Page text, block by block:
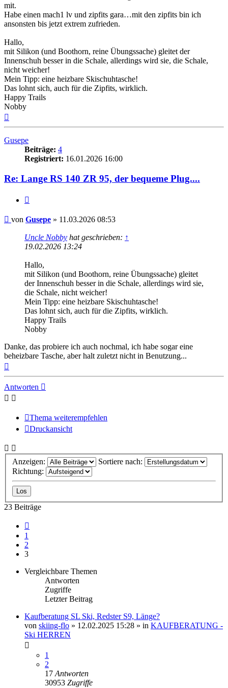
mit.
Habe einen mach1 lv und zipfits gara…mit den zipfits bin ich
ansonsten bis jetzt extrem zufrieden.
Hallo,
mit Silikon (und Boothorn, reine Übungssache) gleitet der
Innenschuh besser in die Schale, allerdings wird sie, die Schale,
nicht weicher!
Mein Tipp: eine heizbare Skischuhtasche!
Das lohnt sich, auch für die Zipfits, wirklich.
Happy Trails
Nobby
Gusepe
Beiträge: 4
Registriert: 16.01.2026 16:00
Re: Lange RS 140 ZR 95, der bequeme Plug....
Beitrag
von Gusepe » 11.03.2026 08:53
Uncle Nobby hat geschrieben: ↑
19.02.2026 13:24
Hallo,
mit Silikon (und Boothorn, reine Übungssache) gleitet
der Innenschuh besser in die Schale, allerdings wird sie,
die Schale, nicht weicher!
Mein Tipp: eine heizbare Skischuhtasche!
Das lohnt sich, auch für die Zipfits, wirklich.
Happy Trails
Nobby
Danke, das probiere ich auch nochmal, ich habe sogar eine
beheizbare Tasche, aber halt zuletzt nicht in Benutzung...
Antworten
Thema weiterempfehlen
Druckansicht
Anzeigen:
Sortiere nach:
Richtung:
23 Beiträge
1
2
3
Vergleichbare Themen
Antworten
Zugriffe
Letzter Beitrag
Kaufberatung SL Ski, Redster S9, Länge?
von skiing-flo » 12.02.2025 15:28 » in KAUFBERATUNG -
Ski HERREN
1
2
17 Antworten
30953 Zugriffe